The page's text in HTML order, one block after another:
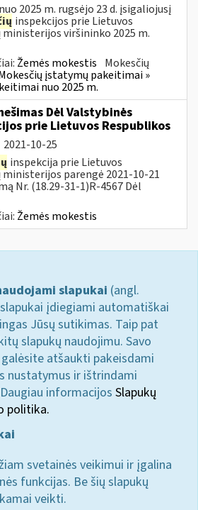
2025 m. rugsėjo 23 d. įsigaliojusį
inspekcijos prie Lietuvos
viršininko 2025 m.
Žemės mokestis Mokesčių
įstatymų pakeitimai »
nuo 2025 m.
Dėl Valstybinės
prie Lietuvos Respublikos
2021-10-25
inspekcija prie Lietuvos
parengė 2021-10-21
Nr. (18.29-31-1)R-4567 Dėl
Žemės mokestis
slapukai (angl.
įdiegiami automatiškai
Jūsų sutikimas. Taip pat
slapukų naudojimu. Savo
atšaukti pakeisdami
nustatymus ir ištrindami
informacijos Slapukų
politika.
svetainės veikimui ir įgalina
funkcijas. Be šių slapukų
veikti.